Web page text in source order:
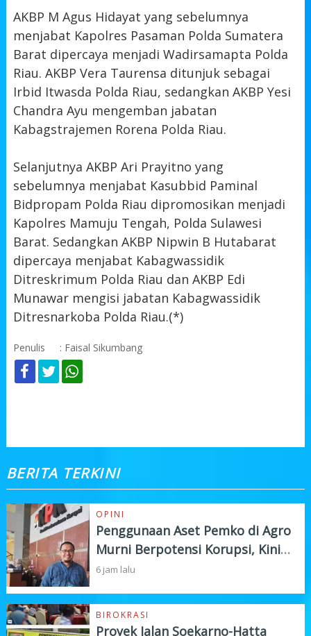
AKBP M Agus Hidayat yang sebelumnya
menjabat Kapolres Pasaman Polda Sumatera
Barat dipercaya menjadi Wadirsamapta Polda
Riau. AKBP Vera Taurensa ditunjuk sebagai
Irbid Itwasda Polda Riau, sedangkan AKBP Yesi
Chandra Ayu mengemban jabatan
Kabagstrajemen Rorena Polda Riau.
Selanjutnya AKBP Ari Prayitno yang
sebelumnya menjabat Kasubbid Paminal
Bidpropam Polda Riau dipromosikan menjadi
Kapolres Mamuju Tengah, Polda Sulawesi
Barat. Sedangkan AKBP Nipwin B Hutabarat
dipercaya menjabat Kabagwassidik
Ditreskrimum Polda Riau dan AKBP Edi
Munawar mengisi jabatan Kabagwassidik
Ditresnarkoba Polda Riau.(*)
Penulis : Faisal Sikumbang
BERITA TERKINI
OPINI
Penggunaan Aset Pemko di Agro
Murni Berpotensi Korupsi, Kini
"Bola" Ada di APH
6 jam lalu
BIROKRASI
Proyek Jalan Soekarno-Hatta